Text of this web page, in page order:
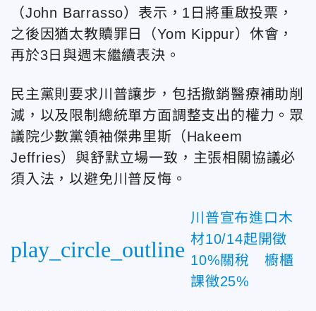
（John Barrasso）表示，1日將重啟投票，
之後因猶太教贖罪日（Yom Kippur）休會，
再於3日與週末繼續表決。
民主黨則要求川普讓步，包括撤銷醫療補助削
減，以及限制總統單方面調整支出的權力。眾
議院少數黨領袖傑弗里斯（Hakeem
Jeffries）與舒默立場一致，主張相關協議必
須入法，以避免川普反悔。
play_circle_outline
川普宣布進口木
材10/14起開徵
10%關稅 櫥櫃
課徵25%